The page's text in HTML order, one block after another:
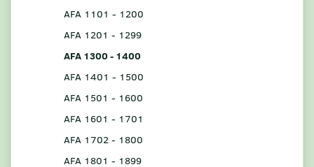
AFA 1101 - 1200
AFA 1201 - 1299
AFA 1300 - 1400
AFA 1401 - 1500
AFA 1501 - 1600
AFA 1601 - 1701
AFA 1702 - 1800
AFA 1801 - 1899